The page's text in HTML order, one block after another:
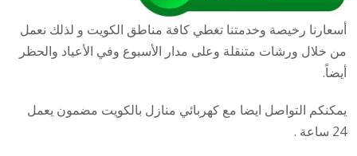
أسعارنا رخيصة وخدمتنا تغطي كافة مناطق الكويت و لذلك نعمل
من خلال ورشات متنقلة وعلى مدار الأسبوع وفي الأعياد والحظر
أيضاً.
يمكنكم التواصل ايضا مع كهربائي منازل بالكويت مضمون يعمل
24 ساعة .